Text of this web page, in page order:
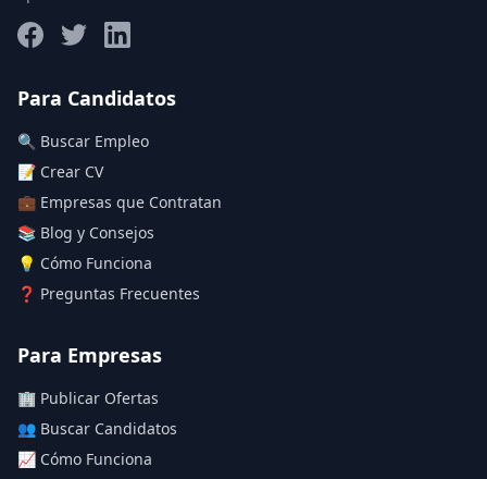
Deja vacío para "sin límite"
Aplicar filtros
Para Candidatos
🔍 Buscar Empleo
📝 Crear CV
💼 Empresas que Contratan
📚 Blog y Consejos
💡 Cómo Funciona
❓ Preguntas Frecuentes
Para Empresas
🏢 Publicar Ofertas
👥 Buscar Candidatos
📈 Cómo Funciona